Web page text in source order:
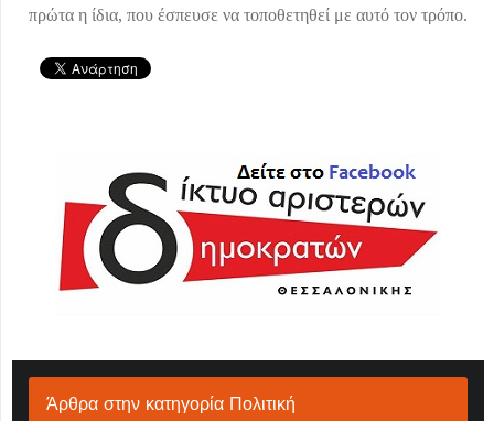
πρώτα η ίδια, που έσπευσε να τοποθετηθεί με αυτό τον τρόπο.
Άρθρα στην κατηγορία Πολιτική